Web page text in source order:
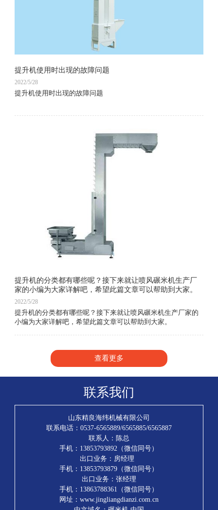
提升机使用时出现的故障问题
2022/5/28
提升机使用时出现的故障问题
提升机的分类都有哪些呢？接下来就让喷风碾米机生产厂
家的小编为大家详解吧，希望此篇文章可以帮助到大家。
2022/5/28
提升机的分类都有哪些呢？接下来就让喷风碾米机生产厂家的
小编为大家详解吧，希望此篇文章可以帮助到大家。
查看更多
联系我们
山东精良海纬机械有限公司
联系电话：0537-6565889/6565885/6565887
联系人：陈总
手机：13853793892（微信同号）
出口业务：房经理
手机：13853793879（微信同号）
出口业务：张经理
手机：13863788361（微信同号）
网址：www.jingliangdianzi.com.cn